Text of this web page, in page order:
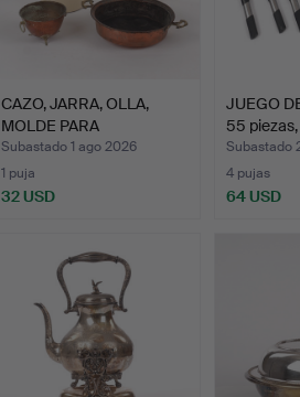
CAZO, JARRA, OLLA,
MOLDE PARA
BUÑUELOS. 6 …
Subastado 1 ago 2026
1 puja
32 USD
JUEGO
55
Subastado
4 pujas
64 USD